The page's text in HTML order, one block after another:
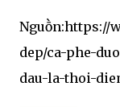
Nguṑn:https://
dep/ca-phe-
dau-la-thoi-